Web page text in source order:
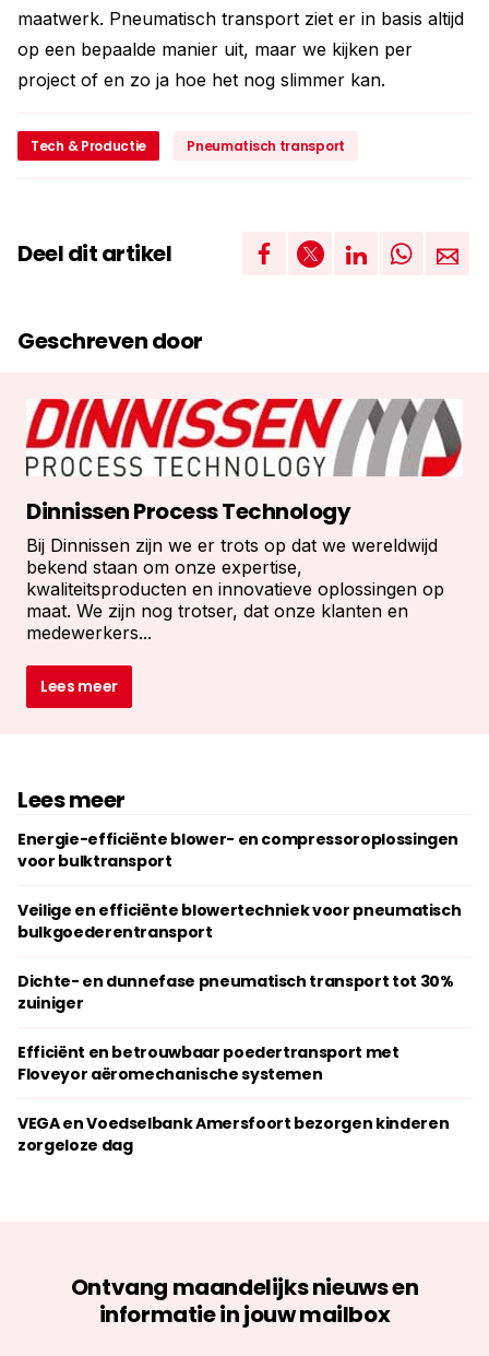
maatwerk. Pneumatisch transport ziet er in basis altijd
op een bepaalde manier uit, maar we kijken per
project of en zo ja hoe het nog slimmer kan.
Tech & Productie Pneumatisch transport
Deel dit artikel
Geschreven door
Dinnissen Process Technology
Bij Dinnissen zijn we er trots op dat we wereldwijd
bekend staan om onze expertise,
kwaliteitsproducten en innovatieve oplossingen op
maat. We zijn nog trotser, dat onze klanten en
medewerkers...
Lees meer
Lees meer
Energie-efficiënte blower- en compressoroplossingen
voor bulktransport
Veilige en efficiënte blowertechniek voor pneumatisch
bulkgoederentransport
Dichte- en dunnefase pneumatisch transport tot 30%
zuiniger
Efficiënt en betrouwbaar poedertransport met
Floveyor aëromechanische systemen
VEGA en Voedselbank Amersfoort bezorgen kinderen
zorgeloze dag
Ontvang maandelijks nieuws en
informatie in jouw mailbox